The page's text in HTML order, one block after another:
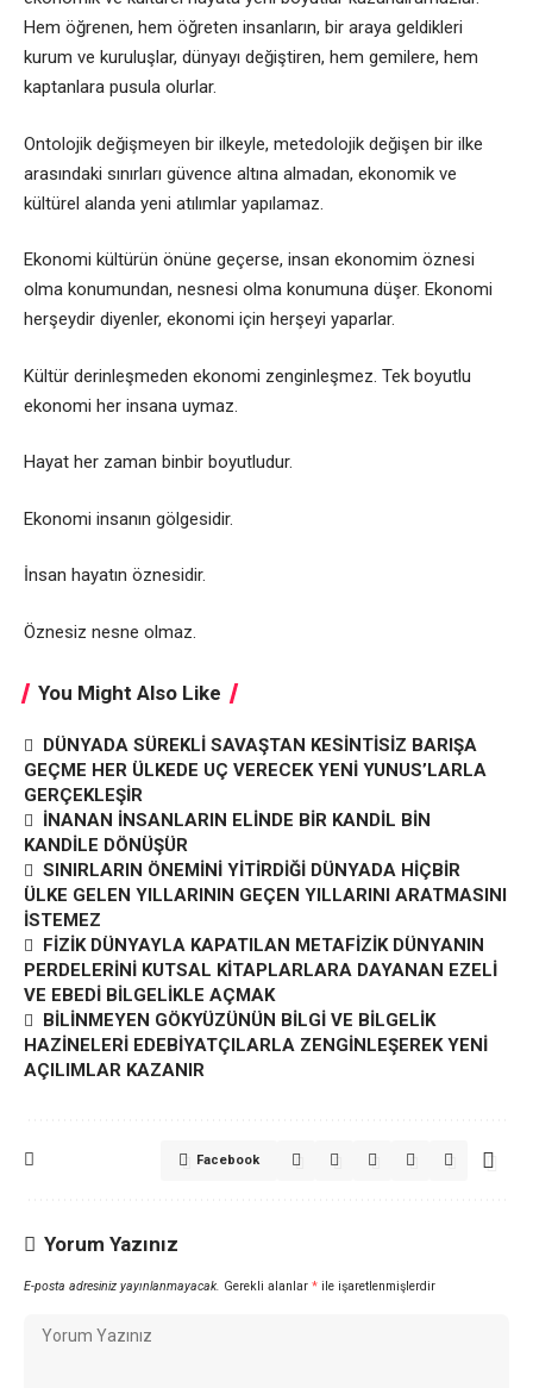
Hem öğrenen, hem öğreten insanların, bir araya geldikleri
kurum ve kuruluşlar, dünyayı değiştiren, hem gemilere, hem
kaptanlara pusula olurlar.
Ontolojik değişmeyen bir ilkeyle, metedolojik değişen bir ilke
arasındaki sınırları güvence altına almadan, ekonomik ve
kültürel alanda yeni atılımlar yapılamaz.
Ekonomi kültürün önüne geçerse, insan ekonomim öznesi
olma konumundan, nesnesi olma konumuna düşer. Ekonomi
herşeydir diyenler, ekonomi için herşeyi yaparlar.
Kültür derinleşmeden ekonomi zenginleşmez. Tek boyutlu
ekonomi her insana uymaz.
Hayat her zaman binbir boyutludur.
Ekonomi insanın gölgesidir.
İnsan hayatın öznesidir.
Öznesiz nesne olmaz.
You Might Also Like
DÜNYADA SÜREKLİ SAVAŞTAN KESİNTİSİZ BARIŞA
GEÇME HER ÜLKEDE UÇ VERECEK YENİ YUNUS’LARLA
GERÇEKLEŞİR
İNANAN İNSANLARIN ELİNDE BİR KANDİL BİN
KANDİLE DÖNÜŞÜR
SINIRLARIN ÖNEMİNİ YİTİRDİĞİ DÜNYADA HİÇBİR
ÜLKE GELEN YILLARININ GEÇEN YILLARINI ARATMASINI
İSTEMEZ
FİZİK DÜNYAYLA KAPATILAN METAFİZİK DÜNYANIN
PERDELERİNİ KUTSAL KİTAPLARLARA DAYANAN EZELİ
VE EBEDİ BİLGELİKLE AÇMAK
BİLİNMEYEN GÖKYÜZÜNÜN BİLGİ VE BİLGELİK
HAZİNELERİ EDEBİYATÇILARLA ZENGİNLEŞEREK YENİ
AÇILIMLAR KAZANIR
Facebook
Yorum Yazınız
E-posta adresiniz yayınlanmayacak. Gerekli alanlar * ile işaretlenmişlerdir